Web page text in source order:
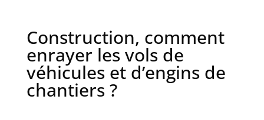
Construction, comment
enrayer les vols de
véhicules et d’engins de
chantiers ?